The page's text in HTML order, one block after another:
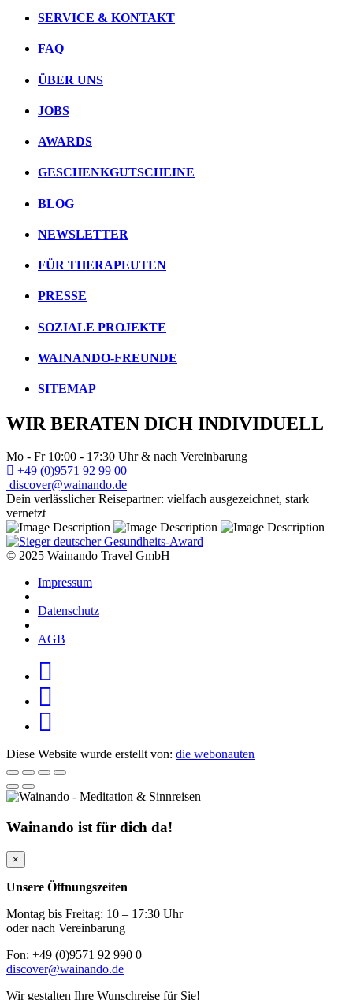
SERVICE & KONTAKT
FAQ
ÜBER UNS
JOBS
AWARDS
GESCHENKGUTSCHEINE
BLOG
NEWSLETTER
FÜR THERAPEUTEN
PRESSE
SOZIALE PROJEKTE
WAINANDO-FREUNDE
SITEMAP
WIR BERATEN DICH INDIVIDUELL
Mo - Fr 10:00 - 17:30 Uhr & nach Vereinbarung
+49 (0)9571 92 99 00
discover@wainando.de
Dein verlässlicher Reisepartner: vielfach ausgezeichnet, stark
vernetzt
© 2025 Wainando Travel GmbH
Impressum
|
Datenschutz
|
AGB
Diese Website wurde erstellt von: die webonauten
Wainando ist für dich da!
×
Unsere Öffnungszeiten
Montag bis Freitag: 10 – 17:30 Uhr
oder nach Vereinbarung
Fon: +49 (0)9571 92 990 0
discover@wainando.de
Wir gestalten Ihre Wunschreise für Sie!